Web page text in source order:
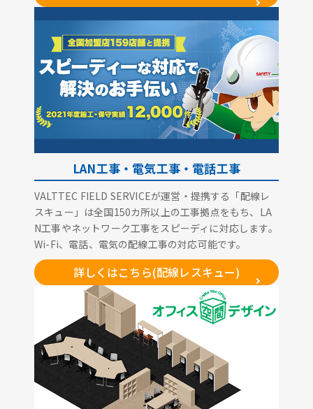
LAN工事・電気工事・電話工事
VALTTEC FIELD SERVICEが運営・提携する「配線レ
スキュー」は全国150カ所以上の工事拠点をもち、LA
N工事やネットワーク工事をスピーディに対応します。
Wi-Fi、電話、電気の配線工事の対応可能です。
詳しくはこちら(配線レスキュー)